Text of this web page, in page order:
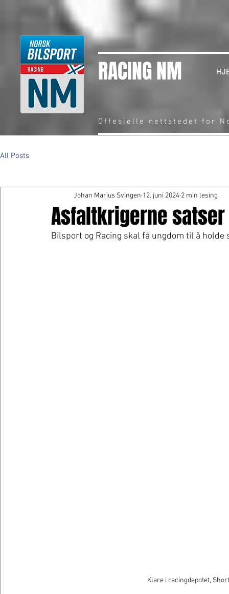
RACING NM
Offesielle nettstedet for
All Posts
Asfaltkrigerne
Johan Marius Svingen 12. juni 2024 2 min lesing
Bilsport og Racing skal få ungdom til å holde
Klare i racingdepotet,